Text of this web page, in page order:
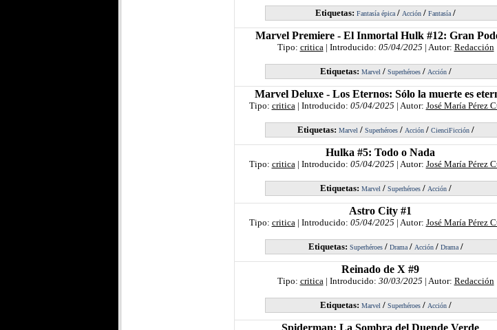
Etiquetas: Fantasía épica / Acción / Fantasía /
Marvel Premiere - El Inmortal Hulk #12: Gran
Tipo: critica| Introducido: 05/04/2025 | Autor: Redacción
Etiquetas: Marvel/ Superhéroes/ Acción/
Marvel Deluxe - Los Eternos: Sólo la muerte es
Tipo: critica| Introducido: 05/04/2025 | Autor: José María Pérez
Etiquetas: Marvel/ Superhéroes/ Acción/ CienciFicción/
Hulka #5: Todo o Nada
Tipo: critica| Introducido: 05/04/2025 | Autor: José María Pérez
Etiquetas: Marvel/ Superhéroes/ Acción/
Astro City #1
Tipo: critica| Introducido: 05/04/2025 | Autor: José María Pérez
Etiquetas: Superhéroes/ Drama/ Acción/ Drama/
Reinado de X #9
Tipo: critica| Introducido: 30/03/2025 | Autor: Redacción
Etiquetas: Marvel/ Superhéroes/ Acción/
Spiderman: La Sombra del Duende Verde